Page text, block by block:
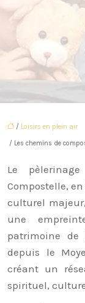
/ Loisirs en plein air
/ Les chemins de
Le
Compostelle,
culturel
une
patrimoine de
depuis le
créant un
spirituel,